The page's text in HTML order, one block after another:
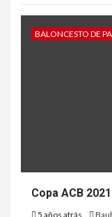
BALONCESTO DE
Copa ACB
5 años atrás